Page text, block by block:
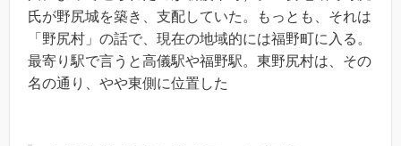
氏が野尻城を築き、支配していた。もっとも、それは
「野尻村」の話で、現在の地域的には福野町に入る。
最寄り駅で言うと高儀駅や福野駅。東野尻村は、その
名の通り、やや東側に位置した